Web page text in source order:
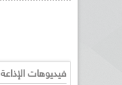
فيديوهات الإذاعة